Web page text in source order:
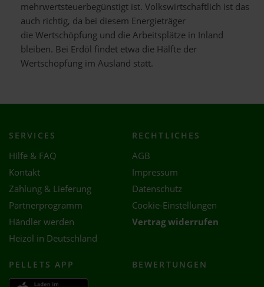
mehrwertsteuerbegünstigt ist. Volkswirtschaftlich ist das
auch richtig, da bei diesem Energieträger
die Wertschöpfung und die Arbeitsplätze in Inland
bleiben. Bei Erdöl findet etwa die Hälfte der
Wertschöpfung im Ausland statt.
SERVICES
Hilfe & FAQ
Kontakt
Zahlung & Lieferung
Partnerprogramm
Händler werden
Heizöl in Deutschland
RECHTLICHES
AGB
Impressum
Datenschutz
Cookie-Einstellungen
Vertrag widerrufen
PELLETS APP BEWERTUNGEN